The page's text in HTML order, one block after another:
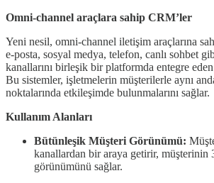
Omni-channel araçlara sahip CRM’ler
Yeni nesil, omni-channel iletişim araçlarına
e-posta, sosyal medya, telefon, canlı sohbet
kanallarını birleşik bir platformda entegre
Bu sistemler, işletmelerin müşterilerle aynı
noktalarında etkileşimde bulunmalarını sağlar.
Kullanım Alanları
Bütünleşik Müşteri Görünümü:
kanallardan bir araya getirir, müşterinin
görünümünü sağlar.